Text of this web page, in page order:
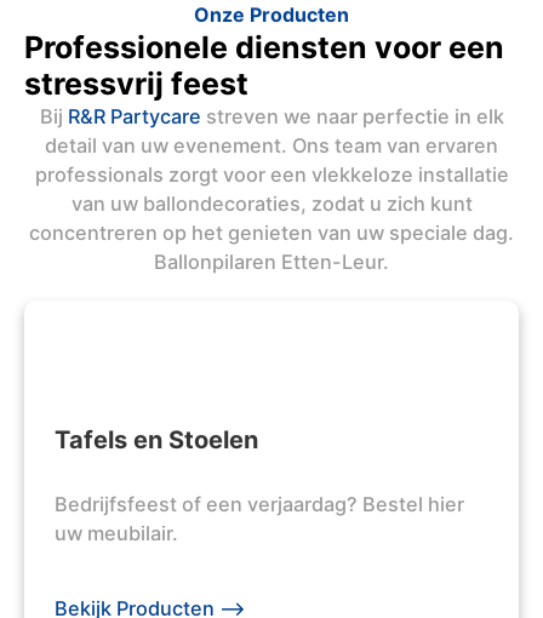
Onze Producten
Professionele diensten voor een
stressvrij feest
Bij R&R Partycare streven we naar perfectie in elk
detail van uw evenement. Ons team van ervaren
professionals zorgt voor een vlekkeloze installatie
van uw ballondecoraties, zodat u zich kunt
concentreren op het genieten van uw speciale dag.
Ballonpilaren Etten-Leur.
Tafels en Stoelen
Bedrijfsfeest of een verjaardag? Bestel hier
uw meubilair.
Bekijk Producten -->